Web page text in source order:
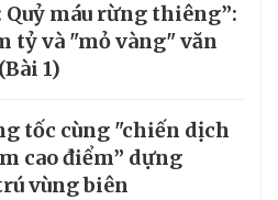
Quỷ máu rừng thiêng”:
tỷ và "mỏ vàng" văn
1)
tốc cùng "chiến dịch
cao điểm” dựng
vùng biên